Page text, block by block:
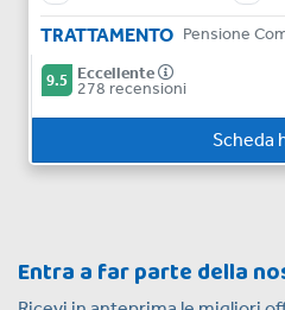
TRATTAMENTO
9.5 Eccellente
278 recensioni
Scheda
Entra a far parte della